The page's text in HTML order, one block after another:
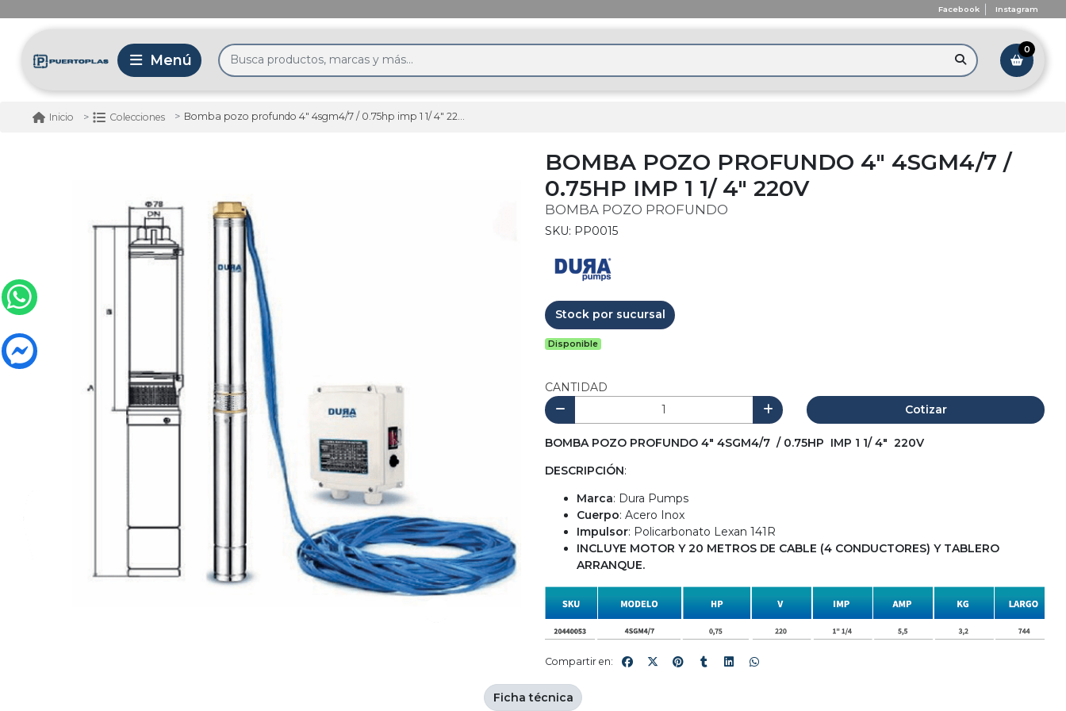
Facebook Instagram
0
Inicio Colecciones Bomba pozo profundo 4" 4sgm4/7 / 0.75hp imp 1 1/ 4" 220v
BOMBA POZO PROFUNDO 4" 4SGM4/7 /
0.75HP IMP 1 1/ 4" 220V
BOMBA POZO PROFUNDO
SKU: PP0015
Stock por sucursal
Disponible
CANTIDAD
Cotizar
BOMBA POZO PROFUNDO 4" 4SGM4/7 / 0.75HP IMP 1 1/ 4" 220V
DESCRIPCIÓN:
Marca: Dura Pumps
Cuerpo: Acero Inox
Impulsor: Policarbonato Lexan 141R
INCLUYE MOTOR Y 20 METROS DE CABLE (4 CONDUCTORES) Y TABLERO
ARRANQUE.
Compartir en:
Ficha técnica